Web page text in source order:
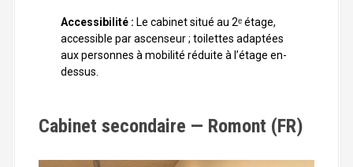
Accessibilité : Le cabinet situé au 2ᵉ étage,
accessible par ascenseur ; toilettes adaptées
aux personnes à mobilité réduite à l’étage en-
dessus.
Cabinet secondaire — Romont (FR)